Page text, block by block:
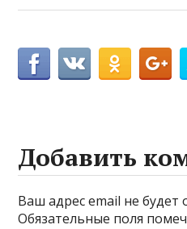
Добавить
Ваш адрес email не будет
Обязательные поля